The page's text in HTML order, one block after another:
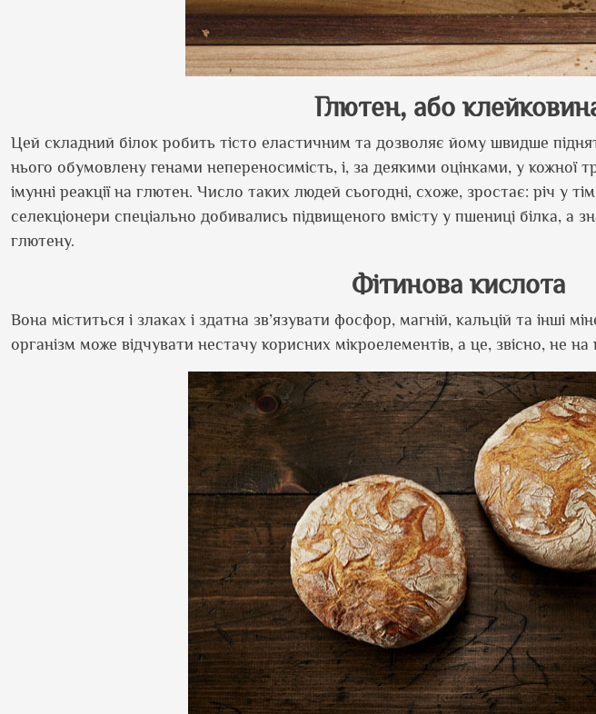
Глютен, або
Цей складний білок робить тісто еластичним та дозволяє йому швидше
нього обумовлену генами непереносимість, і, за деякими оцінками, у кожної
імунні реакції на глютен. Число таких людей сьогодні, схоже, зростає: річ у
селекціонери спеціально добивались підвищеного вмісту у пшениці білка, а
глютену.
Фітинова кислота
Вона міститься і злаках і здатна зв’язувати фосфор, магній, кальцій та інші
організм може відчувати нестачу корисних мікроелементів, а це, звісно, не на